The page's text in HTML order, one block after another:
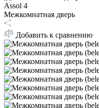
Assol 4
Межкомнатная дверь
Добавить к сравнению